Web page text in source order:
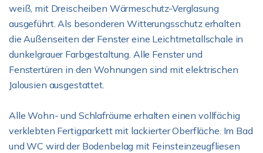
weiß, mit Dreischeiben Wärmeschutz-Verglasung
ausgeführt. Als besonderen Witterungsschutz erhalten
die Außenseiten der Fenster eine Leichtmetallschale in
dunkelgrauer Farbgestaltung. Alle Fenster und
Fenstertüren in den Wohnungen sind mit elektrischen
Jalousien ausgestattet.
Alle Wohn- und Schlafräume erhalten einen vollfächig
verklebten Fertigparkett mit lackierter Oberfläche. Im Bad
und WC wird der Bodenbelag mit Feinsteinzeugfliesen